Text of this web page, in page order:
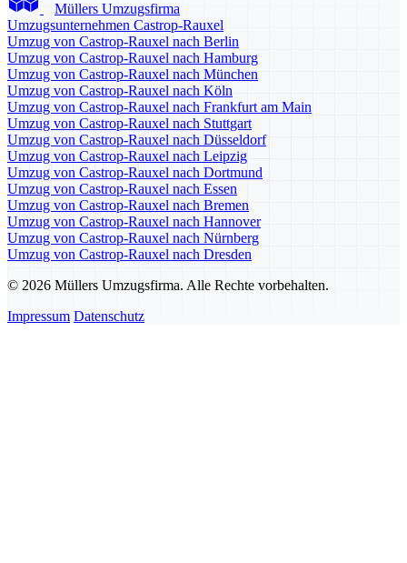
Müllers Umzugsfirma
Umzugsunternehmen Castrop-Rauxel
Umzug von Castrop-Rauxel nach Berlin
Umzug von Castrop-Rauxel nach Hamburg
Umzug von Castrop-Rauxel nach München
Umzug von Castrop-Rauxel nach Köln
Umzug von Castrop-Rauxel nach Frankfurt am Main
Umzug von Castrop-Rauxel nach Stuttgart
Umzug von Castrop-Rauxel nach Düsseldorf
Umzug von Castrop-Rauxel nach Leipzig
Umzug von Castrop-Rauxel nach Dortmund
Umzug von Castrop-Rauxel nach Essen
Umzug von Castrop-Rauxel nach Bremen
Umzug von Castrop-Rauxel nach Hannover
Umzug von Castrop-Rauxel nach Nürnberg
Umzug von Castrop-Rauxel nach Dresden
© 2026 Müllers Umzugsfirma. Alle Rechte vorbehalten.
Impressum Datenschutz